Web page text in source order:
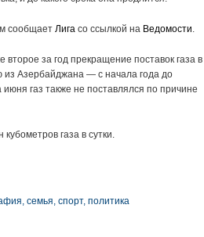
сообщает Лигасо ссылкой на Ведомости.
второе за год прекращение поставок газа в
из Азербайджана — с начала года до
июня газ также не поставлялся по причине
газа в сутки.
семья, спорт, политика